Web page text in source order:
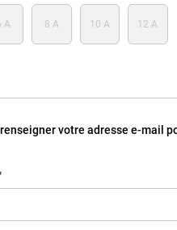
A 8 A 10 A 12 A
votre adresse e-mail